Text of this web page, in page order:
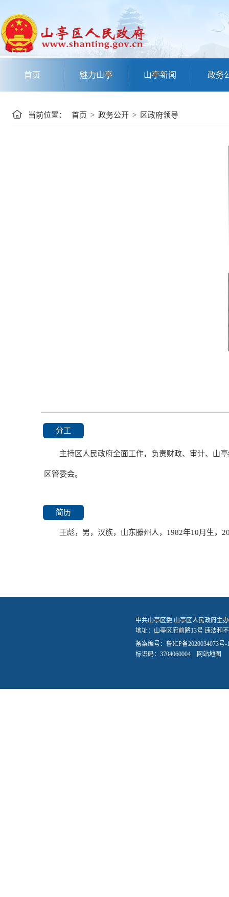
首页 魅力山亭 山亭新闻 政务
当前位置： 首页 > 政务公开 > 区政府领导
分工
主持区人民政府全面工作，负责财政、审计、山
区管委会。
简历
王彪，男，汉族，山东滕州人，1982年10月生，
中共山亭区委 山亭区人民政府主
地址：山亭区府前路13号 违法和
备案编号： 鲁ICP备2020034073号-
标识码：3704060004 网站地图